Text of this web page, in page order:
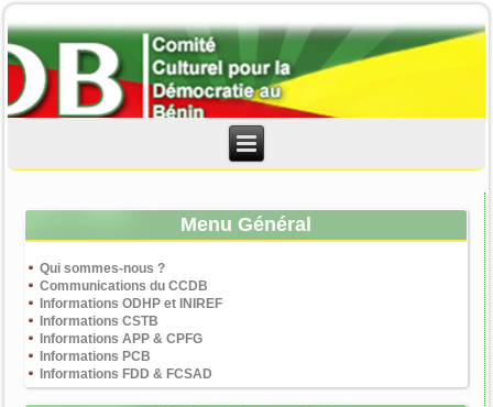
Menu Général
Qui sommes-nous ?
Communications du CCDB
Informations ODHP et INIREF
Informations CSTB
Informations APP & CPFG
Informations PCB
Informations FDD & FCSAD